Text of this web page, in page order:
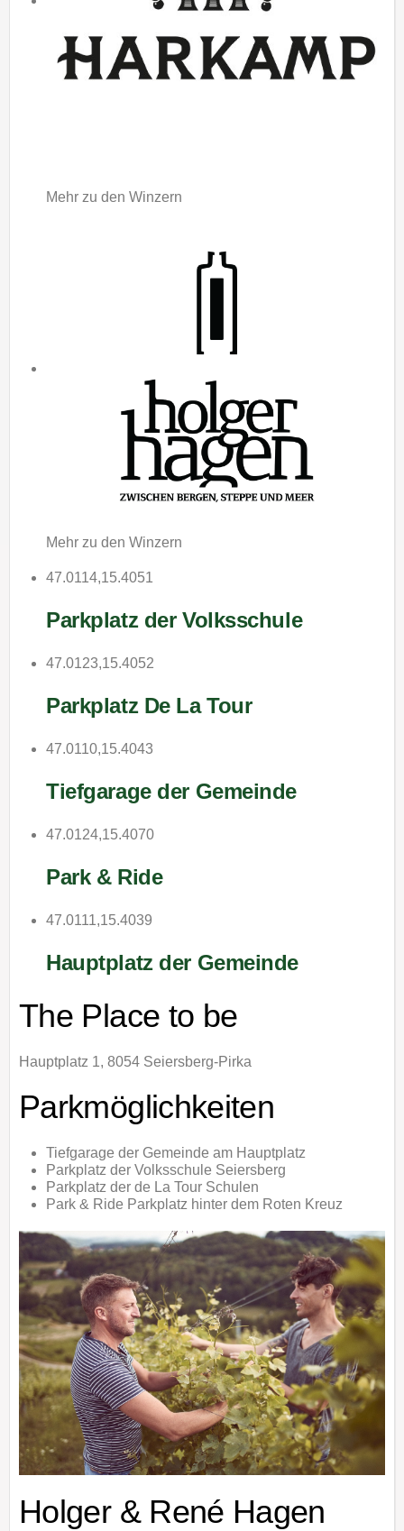
Mehr zu den Winzern
Mehr zu den Winzern
47.0114,15.4051
Parkplatz der Volksschule
47.0123,15.4052
Parkplatz De La Tour
47.0110,15.4043
Tiefgarage der Gemeinde
47.0124,15.4070
Park & Ride
47.0111,15.4039
Hauptplatz der Gemeinde
The Place to be
Hauptplatz 1, 8054 Seiersberg-Pirka
Parkmöglichkeiten
Tiefgarage der Gemeinde am Hauptplatz
Parkplatz der Volksschule Seiersberg
Parkplatz der de La Tour Schulen
Park & Ride Parkplatz hinter dem Roten Kreuz
Holger & René Hagen